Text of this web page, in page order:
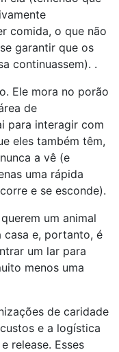
comida, o que não
garantir que os
continuassem). .
Ele mora no porão
de
para interagir com
eles também têm,
a vê (e
uma rápida
e se esconde).
um animal
casa e, portanto, é
um lar para
menos uma
de caridade
e a logística
release. Esses